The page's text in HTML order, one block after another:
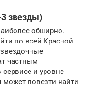
3 звезды)
обширно.
по всей Красной
частным
и уровне
повезти найти